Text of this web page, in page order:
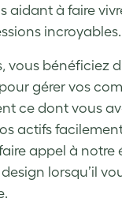
aidant à faire
incroyables.
vous bénéficiez
gérer vos
ce dont vous
actifs
appel à notre
lorsqu’il